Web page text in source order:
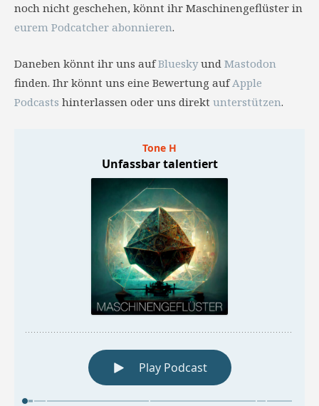
noch nicht geschehen, könnt ihr Maschinengeflüster in
eurem Podcatcher abonnieren.
Daneben könnt ihr uns aufBlueskyund Mastodon
finden. Ihr könnt uns eine Bewertung aufApple
Podcasts hinterlassen oder uns direkt unterstützen.